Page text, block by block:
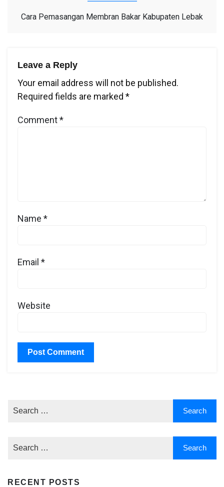
Cara Pemasangan Membran Bakar Kabupaten Lebak
Leave a Reply
Your email address will not be published.
Required fields are marked *
Comment*
Name *
Email *
Website
RECENT POSTS